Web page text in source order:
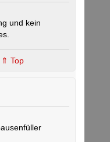
und kein
⇑ Top